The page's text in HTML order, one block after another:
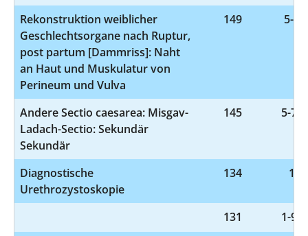
Rekonstruktion weiblicher
Geschlechtsorgane nach Ruptur,
post partum [Dammriss]: Naht
an Haut und Muskulatur von
Perineum und Vulva
149 5-
Andere Sectio caesarea: Misgav-
Ladach-Sectio: Sekundär
Sekundär
145 5-
Diagnostische
Urethrozystoskopie
134 1-
131
1-